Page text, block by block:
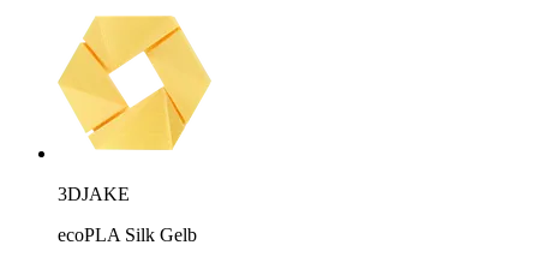
3DJAKE
ecoPLA Silk Gelb